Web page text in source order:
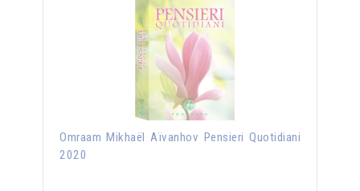
Omraam Mikhaël Aïvanhov Pensieri Quotidiani
2020